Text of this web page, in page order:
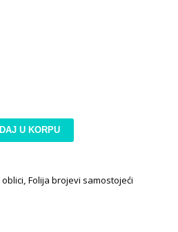
U KORPU
, Folija brojevi samostojeći